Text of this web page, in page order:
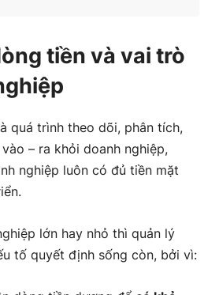
hóa chi phí, hạn chế lãng phí
dựng quỹ dự phòng dòng tiền
lý dòng tiền
“dòng tiền chủ động” thay vì
tiền và vai trò
quá trình theo dõi, phân tích,
– ra khỏi doanh nghiệp,
nghiệp luôn có đủ tiền mặt
lớn hay nhỏ thì quản lý
tố quyết định sống còn, bởi vì: